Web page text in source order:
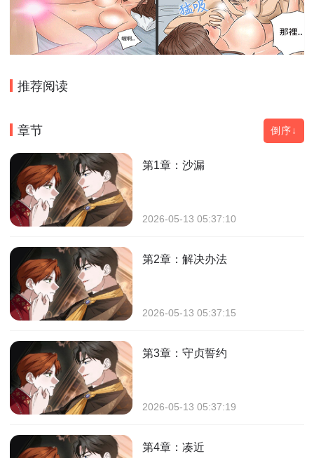
推荐阅读
章节 倒序↓
第1章：沙漏
2026-05-13 05:37:10
第2章：解决办法
2026-05-13 05:37:15
第3章：守贞誓约
2026-05-13 05:37:19
第4章：凑近